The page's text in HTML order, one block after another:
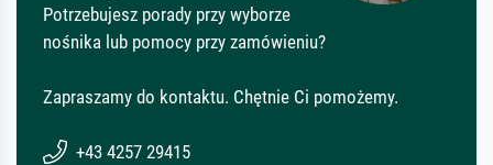
Potrzebujesz porady przy wyborze
nośnika lub pomocy przy zamówieniu?
Zapraszamy do kontaktu. Chętnie Ci pomożemy.
+43 4257 29415